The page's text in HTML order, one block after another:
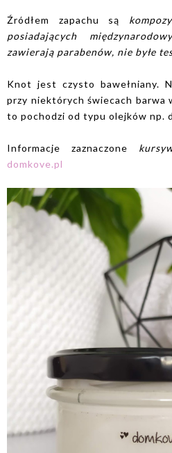
Źródłem zapachu są
posiadających
zawierają parabenów, nie byłe
Knot jest czysto bawełniany.
przy niektórych świecach barwa
to pochodzi od typu olejków np.
Informacje zaznaczone
domkove.pl